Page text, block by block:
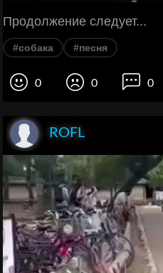
Продолжение следует...
#собака #песня
0 0 0
ROFL